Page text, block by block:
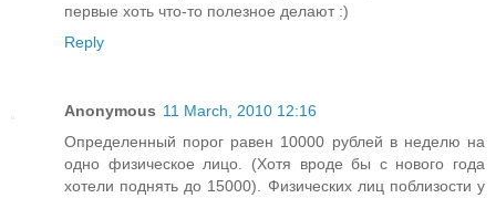
первые хоть что-то полезное делают :)
Reply
Anonymous 11 March, 2010 12:16
Определенный порог равен 10000 рублей в неделю на
одно физическое лицо. (Хотя вроде бы с нового года
хотели поднять до 15000). Физических лиц поблизости у